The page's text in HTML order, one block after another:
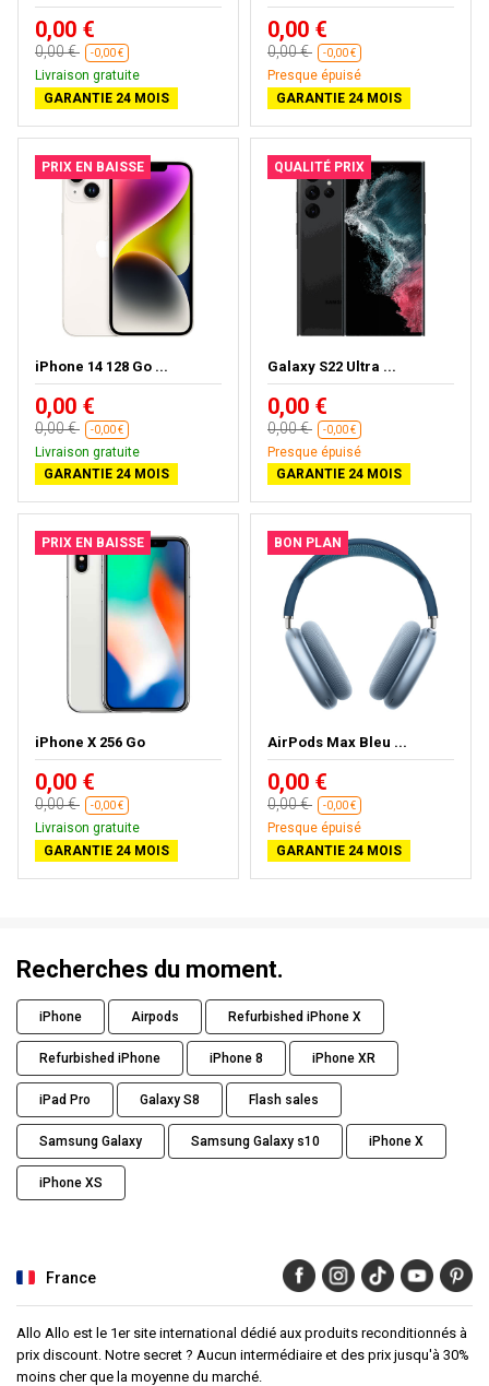
0,00 €
0,00 € -0,00 €
Livraison gratuite
GARANTIE 24 MOIS
0,00 €
0,00 € -0,00 €
Presque épuisé
GARANTIE 24 MOIS
PRIX EN BAISSE
iPhone 14 128 Go ...
0,00 €
0,00 € -0,00 €
Livraison gratuite
GARANTIE 24 MOIS
QUALITÉ PRIX
Galaxy S22 Ultra ...
0,00 €
0,00 € -0,00 €
Presque épuisé
GARANTIE 24 MOIS
PRIX EN BAISSE
iPhone X 256 Go
0,00 €
0,00 € -0,00 €
Livraison gratuite
GARANTIE 24 MOIS
BON PLAN
AirPods Max Bleu ...
0,00 €
0,00 € -0,00 €
Presque épuisé
GARANTIE 24 MOIS
Recherches du moment.
iPhone Airpods Refurbished iPhone X
Refurbished iPhone iPhone 8 iPhone XR
iPad Pro Galaxy S8 Flash sales
Samsung Galaxy Samsung Galaxy s10 iPhone X
iPhone XS
France
Allo Allo est le 1er site international dédié aux produits reconditionnés à
prix discount. Notre secret ? Aucun intermédiaire et des prix jusqu'à 30%
moins cher que la moyenne du marché.